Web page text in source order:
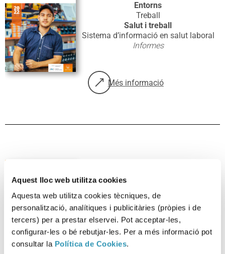
Aquest lloc web utilitza cookies
Aquesta web utilitza cookies tècniques, de
personalització, analítiques i publicitàries (pròpies i de
tercers) per a prestar elservei. Pot acceptar-les,
configurar-les o bé rebutjar-les. Per a més informació pot
consultar la Política de Cookies.
Entorns
Treball
Salut i treball
Sistema d’informació en salut laboral
Informes
Més informació
sobre: Indicadors de salut i
de Barcelona 2021
Entorns
Treball
Salut i treball
Sistema d’informació en salut laboral
Informes